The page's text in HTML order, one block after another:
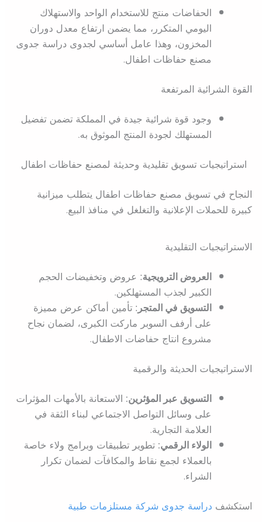
الحفاضات منتج للاستخدام الواحد والاستهلاك
اليومي المتكرر، مما يضمن ارتفاع معدل دوران
المخزون، وهذا عامل أساسي لجدوى دراسة جدوى
مصنع حفاظات اطفال.
القوة الشرائية المرتفعة
وجود قوة شرائية جيدة في المملكة تضمن تفضيل
المستهلك لجودة المنتج الموثوق به.
استراتيجيات تسويق تقليدية وحديثة لمصنع حفاظات اطفال
النجاح في تسويق مصنع حفاظات اطفال يتطلب ميزانية
كبيرة للحملات الإعلانية والتغلغل في منافذ البيع.
الاستراتيجيات التقليدية
العروض الترويجية:عروض وتخفيضات الحجم
الكبير لجذب المستهلكين.
التسويق في المتجر:تأمين أماكن عرض مميزة
على أرفف السوبر ماركت الكبرى، لضمان نجاح
مشروع انتاج حفاضات الاطفال.
الاستراتيجيات الحديثة والرقمية
التسويق عبر المؤثرين:الاستعانة بالأمهات المؤثرات
على وسائل التواصل الاجتماعي لبناء الثقة في
العلامة التجارية.
الولاء الرقمي:تطوير تطبيقات وبرامج ولاء خاصة
بالعملاء لجمع نقاط والمكافآت لضمان تكرار
الشراء.
استكشف دراسة جدوى شركة مستلزمات طبية